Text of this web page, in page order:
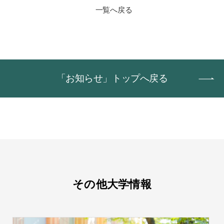
一覧へ戻る
「お知らせ」トップへ戻る
その他大学情報